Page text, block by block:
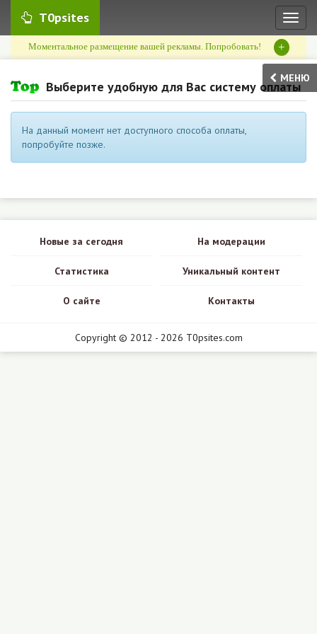
T0psites
Моментальное размещение вашей рекламы. Попробовать! +
МЕНЮ
Выберите удобную для Вас систему оплаты
На данный момент нет доступного способа оплаты,
попробуйте позже.
Новые за сегодня На модерации
Статистика Уникальный контент
О сайте Контакты
Copyright © 2012 - 2026 T0psites.com